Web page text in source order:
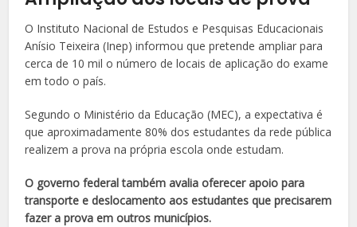
O Instituto Nacional de Estudos e Pesquisas Educacionais
Anísio Teixeira (Inep) informou que pretende ampliar para
cerca de 10 mil o número de locais de aplicação do exame
em todo o país.
Segundo o Ministério da Educação (MEC), a expectativa é
que aproximadamente 80% dos estudantes da rede pública
realizem a prova na própria escola onde estudam.
O governo federal também avalia oferecer apoio para
transporte e deslocamento aos estudantes que precisarem
fazer a prova em outros municípios.